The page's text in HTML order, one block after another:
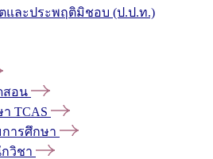
และประพฤติมิชอบ (ป.ป.ท.)
สอน
TCAS
ารศึกษา
วิชา